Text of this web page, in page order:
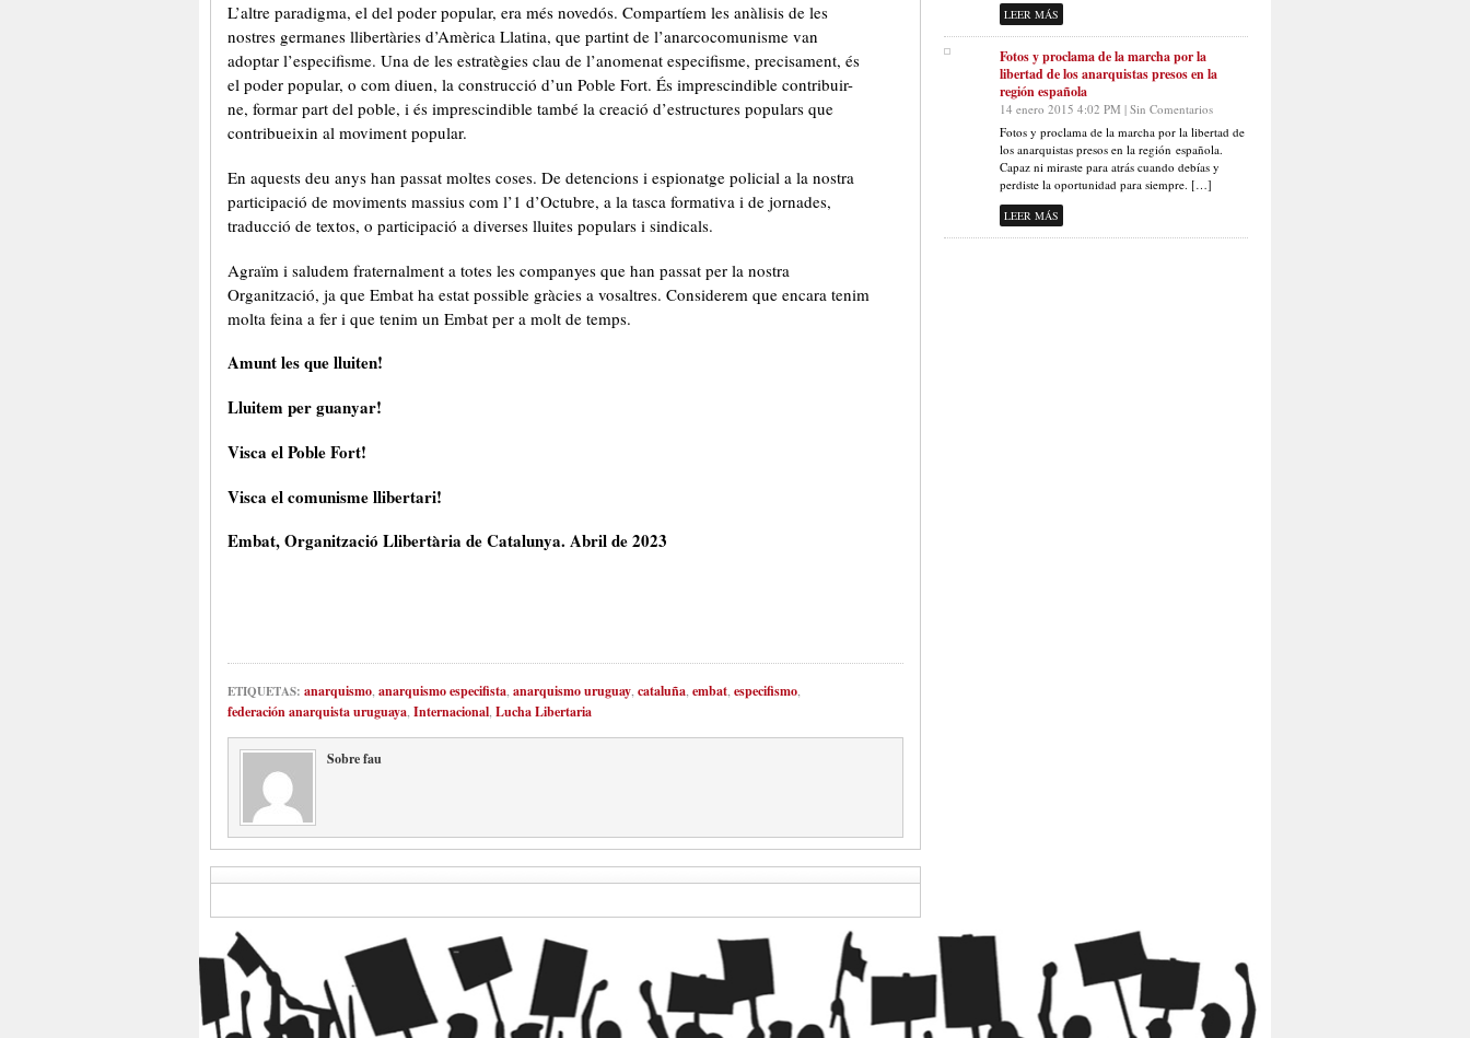
L’altre paradigma, el del poder popular, era més novedós. Compartíem les anàlisis de les
nostres germanes llibertàries d’Amèrica Llatina, que partint de l’anarcocomunisme van
adoptar l’especifisme. Una de les estratègies clau de l’anomenat especifisme, precisament, és
el poder popular, o com diuen, la construcció d’un Poble Fort. És imprescindible contribuir-
ne, formar part del poble, i és imprescindible també la creació d’estructures populars que
contribueixin al moviment popular.
En aquests deu anys han passat moltes coses. De detencions i espionatge policial a la nostra
participació de moviments massius com l’1 d’Octubre, a la tasca formativa i de jornades,
traducció de textos, o participació a diverses lluites populars i sindicals.
Agraïm i saludem fraternalment a totes les companyes que han passat per la nostra
Organització, ja que Embat ha estat possible gràcies a vosaltres. Considerem que encara tenim
molta feina a fer i que tenim un Embat per a molt de temps.
Amunt les que lluiten!
Lluitem per guanyar!
Visca el Poble Fort!
Visca el comunisme llibertari!
Embat, Organització Llibertària de Catalunya. Abril de 2023
ETIQUETAS: anarquismo,anarquismo especifista,anarquismo uruguay,cataluña,embat,especifismo,
federación anarquista uruguaya,Internacional,Lucha Libertaria
Sobre fau
LEER MÁS
Fotos y proclama de la marcha por la
libertad de los anarquistas presos en la
región española
14 enero 2015 4:02 PM | Sin Comentarios
Fotos y proclama de la marcha por la libertad de
los anarquistas presos en la región española.
Capaz ni miraste para atrás cuando debías y
perdiste la oportunidad para siempre. […]
LEER MÁS